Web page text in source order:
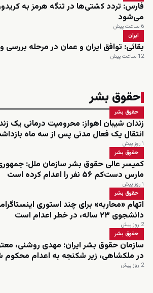
فارس: تردد کشتی‌ها در تنگه هرمز به
می‌شود
6 ساعت پیش
ایران
بقائی: توافق ایران و عمان در مرحله
12 ساعت پیش
حقوق بشر
حقوق بشر
زندان شیبان اهواز: محرومیت درمانی یک
انتقال یک فعال مدنی پس از سه ماه
۱ روز پیش
حقوق بشر
کمیسر عالی حقوق بشر سازمان ملل:
مارس دست‌کم ۵۶ نفر را اعدام کرده است
۱ روز پیش
حقوق بشر
اتهام «محاربه» برای چند استوری
دانشجوی ۲۳ ساله، در خطر اعدام است
2 روز پیش
حقوق بشر
سازمان حقوق بشر ایران: مهدی روشنی،
در ملکشاهی، زیر شکنجه به اعدام محکوم
2 روز پیش